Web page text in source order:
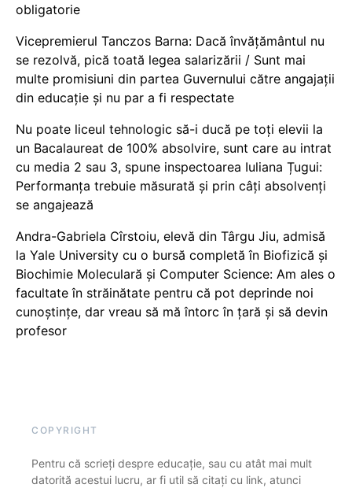
obligatorie
Vicepremierul Tanczos Barna: Dacă învățământul nu
se rezolvă, pică toată legea salarizării / Sunt mai
multe promisiuni din partea Guvernului către angajații
din educație și nu par a fi respectate
Nu poate liceul tehnologic să-i ducă pe toți elevii la
un Bacalaureat de 100% absolvire, sunt care au intrat
cu media 2 sau 3, spune inspectoarea Iuliana Țugui:
Performanța trebuie măsurată și prin câți absolvenți
se angajează
Andra-Gabriela Cîrstoiu, elevă din Târgu Jiu, admisă
la Yale University cu o bursă completă în Biofizică și
Biochimie Moleculară și Computer Science: Am ales o
facultate în străinătate pentru că pot deprinde noi
cunoștințe, dar vreau să mă întorc în țară și să devin
profesor
COPYRIGHT
Pentru că scrieți despre educație, sau cu atât mai mult
datorită acestui lucru, ar fi util să citați cu link, atunci